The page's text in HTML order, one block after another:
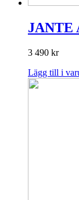
JANTE
3 490 kr
Lägg till i